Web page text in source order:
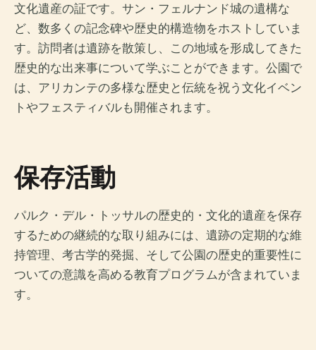
文化遺産の証です。サン・フェルナンド城の遺構な
ど、数多くの記念碑や歴史的構造物をホストしていま
す。訪問者は遺跡を散策し、この地域を形成してきた
歴史的な出来事について学ぶことができます。公園で
は、アリカンテの多様な歴史と伝統を祝う文化イベン
トやフェスティバルも開催されます。
保存活動
パルク・デル・トッサルの歴史的・文化的遺産を保存
するための継続的な取り組みには、遺跡の定期的な維
持管理、考古学的発掘、そして公園の歴史的重要性に
ついての意識を高める教育プログラムが含まれていま
す。